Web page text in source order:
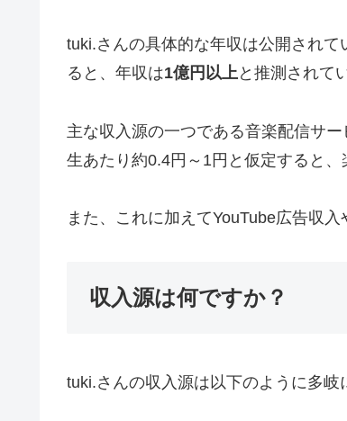
tuki.さんの具体的な年収は公開され
ると、年収は1億円以上と推測されて
主な収入源の一つである音楽配信サ
生あたり約0.4円～1円と仮定すると
また、これに加えてYouTube広告収
収入源は何ですか？
tuki.さんの収入源は以下のように多岐